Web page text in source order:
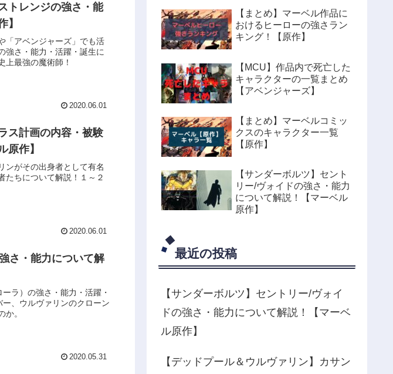
トレンジの強さ・能
】
「アベンジャーズ」でも活
強さ・能力・活躍・誕生に
上最強の魔術師！
2020.06.01
ス計画の内容・被験
原作】
ンがその出身者として有名
たちについて解説！１～２
2020.06.01
さ・能力について解
ラ）の強さ・能力・活躍・
、ウルヴァリンのクローン
か。
2020.05.31
【まとめ】マーベル作品に
おけるヒーローの強さラン
キング！【原作】
【MCU】作品内で死亡した
キャラクターの一覧まとめ
【アベンジャーズ】
【まとめ】マーベルコミッ
クスのキャラクター一覧
【原作】
【サンダーボルツ】セント
リー/ヴォイドの強さ・能力
について解説！【マーベル
原作】
最近の投稿
【サンダーボルツ】セントリー/ヴォイ
ドの強さ・能力について解説！【マーベ
ル原作】
【デッドプール＆ウルヴァリン】カサン